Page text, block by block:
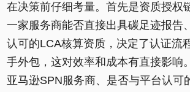
在决策前仔细考量。首先是资质授权
一家服务商能否直接出具碳足迹报告
认可的LCA核算资质，决定了认证流
手外包，这对效率和成本有直接影响
亚马逊SPN服务商、是否与平台认可